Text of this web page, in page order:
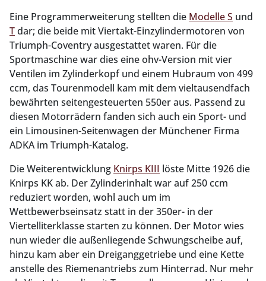
Eine Programmerweiterung stellten die Modelle S und
Tdar; die beide mit Viertakt-Einzylindermotoren von
Triumph-Coventry ausgestattet waren. Für die
Sportmaschine war dies eine ohv-Version mit vier
Ventilen im Zylinderkopf und einem Hubraum von 499
ccm, das Tourenmodell kam mit dem vieltausendfach
bewährten seitengesteuerten 550er aus. Passend zu
diesen Motorrädern fanden sich auch ein Sport- und
ein Limousinen-Seitenwagen der Münchener Firma
ADKA im Triumph-Katalog.
Die Weiterentwicklung Knirps KIII löste Mitte 1926 die
Knirps KK ab. Der Zylinderinhalt war auf 250 ccm
reduziert worden, wohl auch um im
Wettbewerbseinsatz statt in der 350er- in der
Viertelliterklasse starten zu können. Der Motor wies
nun wieder die außenliegende Schwungscheibe auf,
hinzu kam aber ein Dreiganggetriebe und eine Kette
anstelle des Riemenantriebs zum Hinterrad. Nur mehr